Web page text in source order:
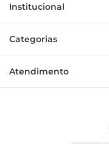
Institucional
Categorias
Atendimento